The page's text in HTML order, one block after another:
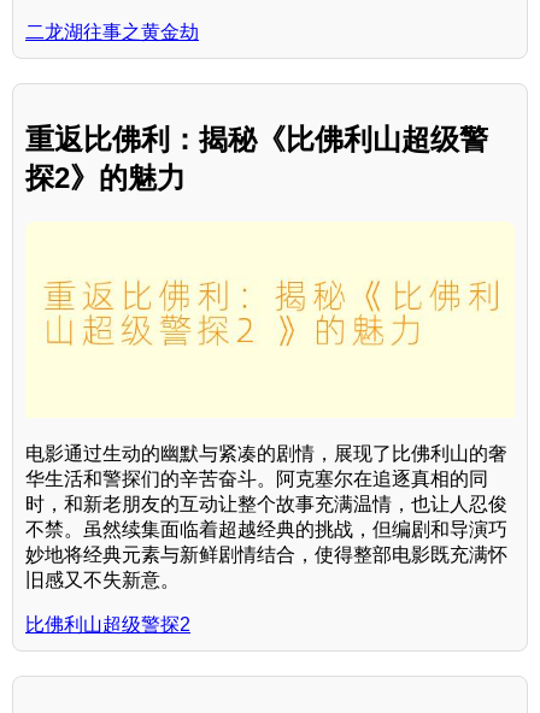
二龙湖往事之黄金劫
重返比佛利：揭秘《比佛利山超级警
探2》的魅力
电影通过生动的幽默与紧凑的剧情，展现了比佛利山的奢
华生活和警探们的辛苦奋斗。阿克塞尔在追逐真相的同
时，和新老朋友的互动让整个故事充满温情，也让人忍俊
不禁。虽然续集面临着超越经典的挑战，但编剧和导演巧
妙地将经典元素与新鲜剧情结合，使得整部电影既充满怀
旧感又不失新意。
比佛利山超级警探2